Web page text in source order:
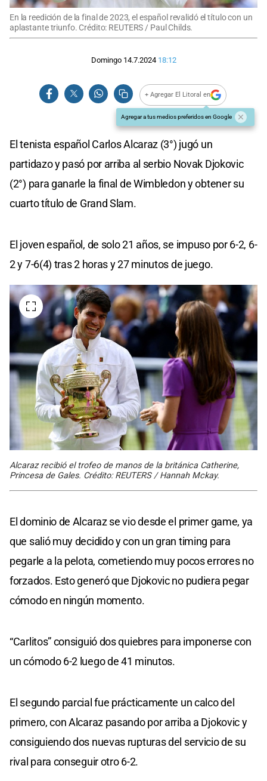
En la reedición de la final de 2023, el español revalidó el título con un
aplastante triunfo. Crédito: REUTERS / Paul Childs.
Domingo 14.7.2024 18:12
+ Agregar El Litoral en
Agregar a tus medios preferidos en Google
El tenista español Carlos Alcaraz (3°) jugó un
partidazo y pasó por arriba al serbio Novak Djokovic
(2°) para ganarle la final de Wimbledon y obtener su
cuarto título de Grand Slam.
El joven español, de solo 21 años, se impuso por 6-2, 6-
2 y 7-6(4) tras 2 horas y 27 minutos de juego.
Alcaraz recibió el trofeo de manos de la británica Catherine,
Princesa de Gales. Crédito: REUTERS / Hannah Mckay.
El dominio de Alcaraz se vio desde el primer game, ya
que salió muy decidido y con un gran timing para
pegarle a la pelota, cometiendo muy pocos errores no
forzados. Esto generó que Djokovic no pudiera pegar
cómodo en ningún momento.
“Carlitos” consiguió dos quiebres para imponerse con
un cómodo 6-2 luego de 41 minutos.
El segundo parcial fue prácticamente un calco del
primero, con Alcaraz pasando por arriba a Djokovic y
consiguiendo dos nuevas rupturas del servicio de su
rival para conseguir otro 6-2.